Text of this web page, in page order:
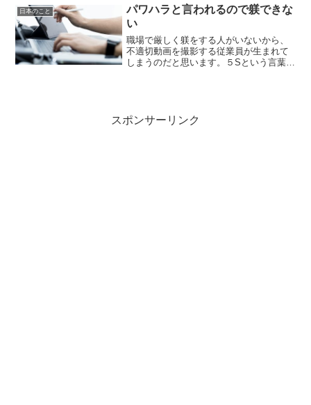
思うのです。公共交通機関の方は、片道
いくら必要と説明します。...
日本のこと
パワハラと言われるので躾できな
い
職場で厳しく躾をする人がいないから、
不適切動画を撮影する従業員が生まれて
しまうのだと思います。５Sという言葉が
スポンサーリンク